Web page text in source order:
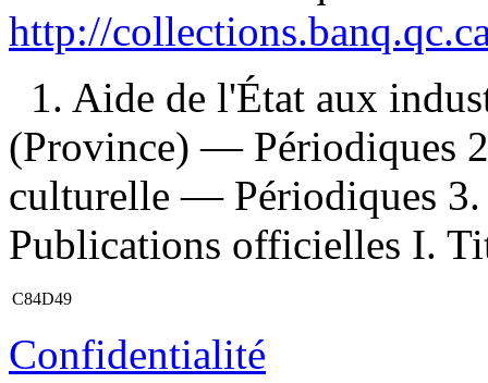
http://
1. Aide de l'État aux
(Province) — Périodiques
culturelle — Périodiques 3.
Publications officielles I.
C84D49
Confidentialité